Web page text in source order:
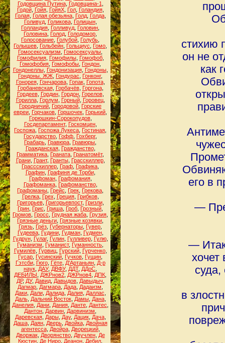
Годовщина Путина, Годовщина-1
Годой, Гойя, ГойяХ, Гол, Голандия,
Голая, Голая обезьяна, Голд, Голда,
Голивуд, Голикова, Голицын,
Голландия Голливуд Головин
Головина Голод Голодомор
Голосование Голубой Голубь
Голышев Гольбейн Гольциус Гомо
Гомосексуализм
Гомосексуалы
Гомофилия, Гомофилы, Гомофоб,
Гомофобия Гомофобы Гондон
Гондонеллы, Гондонизация, Гондоны,
Гондоны. ЖЖ Гондурас Гонконг,
Гонорея, Гончарова, Гопак, Гопота,
Горбаневская, Горбачёв, Горгона,
Гордеев, Гордин, Гордон, Горелов,
Горилла, Горлум Горный, Горовец,
Городничий Городовой Горские
евреи Горчаков Горшочек Горький
Горюшкин-Сорокопудов,
Госдепартамент, Госкомцен,
Госпожа Госпожа Лукеса Гостиная
Государство Гофф Гохберг,
Грабарь Гравюра Гравюры
Гражданская, Гражданство,
Грамматика Граната Гранатомёт,
Грани, Грант, Гранты, Грасскиллер,
Грассскиллер Граф Графика
Графин, Графиня де Торби,
Графоман, Графомания,
Графоманка, Графоманство,
Графоманы Грейс Грек Грекова
Грелка, Грех Греция, Грибков,
Григорьев, Григорьевпост, Гризли,
Грин Грис Гриша Гроб Грозный
Громов Гросс Грудная жаба Грузия
Грязные деньги Грязные козявки
Грязь Грёз Губернаторы Гувер
Гудеева, Гудини, Гудман, Гудмен,
Гудрун, Гулаг, Гулин, Гулливер, Гулю,
Гуманизм
Гуманист, Гуманность
Гумилёв, Гурвиц, Гурский, Гурченко,
Гусар Гусинский Гучков Гущин
Гэтсби, Гюго, Гёте, Д'Артаньян, Д-р
наук ДАУ, ДВФУ, ДДТ, ДДоС
ДЕБИЛЫ
ДЖРнов2 ДЖРнов4 ДПК
ДР, ДУ, Давид, Давыдов, Давыдыч
Дагмар Дагмара Дада Дадаизм
Даки, Дали, Далида, Далия, Даллас
Даль, Дальний Восток, Дамы, Дана,
Данелия Дани Дания Данте Дантес
Дантон Дарвин Дарвинизм
Даревская, Дары, Дау, Дацик, Дача,
Даша, Даян, Дверь, Двойка, Двойная
агентесса, Двойра, Дворецкий,
Дворжак, Дворянство, Двучлен, Де
Кюстин Де Ниро Деанон Дебил
стихию
он не
как
его в
―
―
хочет
в